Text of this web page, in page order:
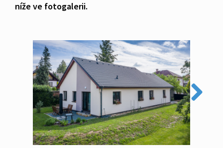
níže ve fotogalerii.
Next